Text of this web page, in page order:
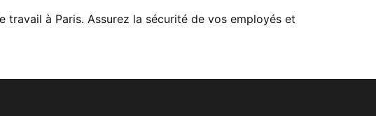
à Paris. Assurez la sécurité de vos employés et